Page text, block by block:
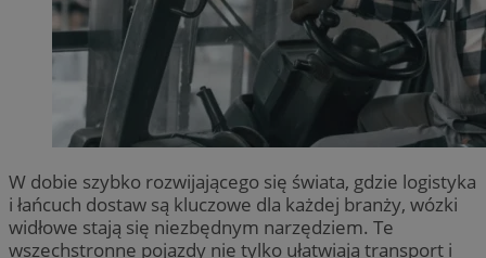
W dobie szybko rozwijającego się świata, gdzie logistyka
i łańcuch dostaw są kluczowe dla każdej branży, wózki
widłowe stają się niezbędnym narzędziem. Te
wszechstronne pojazdy nie tylko ułatwiają transport i